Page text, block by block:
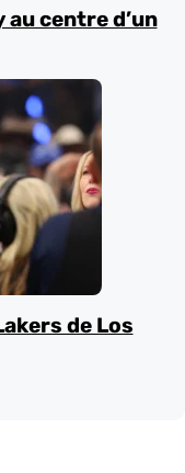
centre d’un
de Los